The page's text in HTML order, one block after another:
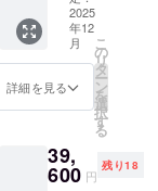
いる。
ス
ボー
テ 1本
・提供
方法：
完成後
宅急便
送
2025
年12
月
詳細を見る
こ
の
リ
タ
ー
ン
を
選
択
す
る
39,
600 円
残り18